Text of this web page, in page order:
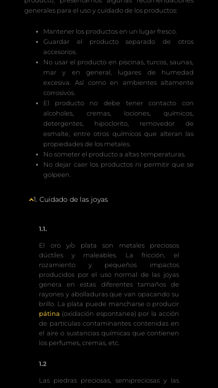
generales para el uso y cuidado de los productos:
Mantener los productos en un lugar fresco.
Guardar el producto separado de otros
accesorios.
No usar el producto en piscinas, turcos, saunas,
mar y en general, lugares de humedad
excesiva. Así como en ambientes altamente
corrosivos.
El producto no debe tener contacto con
alcoholes, cremas, lociones, químicos,
detergentes, hipoclorito, removedor de
esmalte, entre otros químicos que alteran las
propiedades de los metales.
No someter el producto a altas temperaturas.
No dejar caer los productos ni permitir que se
golpeen.
1. Cuidado de las joyas
1.1.
El oro y/o plata son metales preciosos
dúctiles y maleables. La fricción, el
rozamiento y pequeños impactos
producidos por el uso normal de las joyas
genera en estas diferentes tamaños de
rayones y abolladuras que van opacando su
brillo. La plata puede mancharse o producir
pátina (oxidación espontanea) por la acción
de partículas contaminantes contenidas en
el aire o sustancias químicas que contienen
los perfumes, cremas, etc.
1.2
Las piedras preciosas, semipreciosas y las